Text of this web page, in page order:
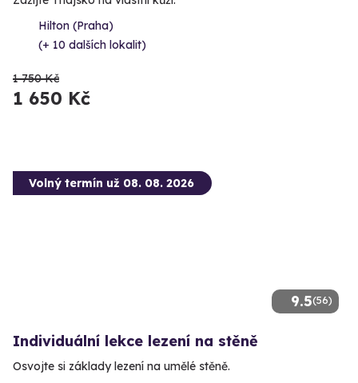
Hilton (Praha)
(+ 10 dalších lokalit)
1 750 Kč
1 650 Kč
9.5(56)
Volný termín už 08. 08. 2026
Individuální lekce lezení na stěně
Osvojte si základy lezení na umělé stěně.